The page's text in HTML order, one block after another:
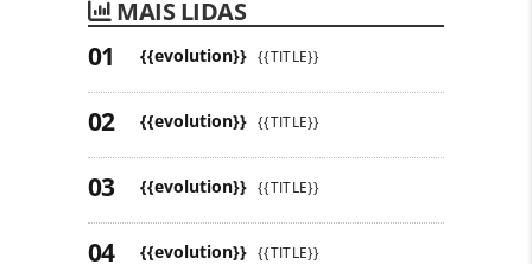
MAIS LIDAS
{{evolution}} {{TITLE}}
{{evolution}} {{TITLE}}
{{evolution}} {{TITLE}}
{{evolution}} {{TITLE}}